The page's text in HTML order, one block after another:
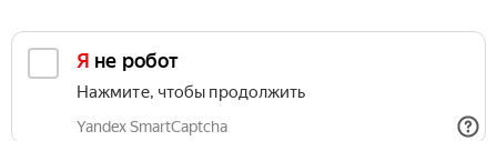
Я не робот
Нажмите, чтобы продолжить
Yandex SmartCaptcha